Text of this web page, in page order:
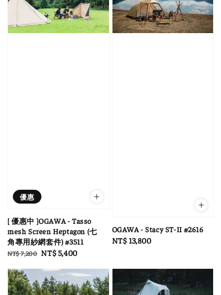
優惠
[ 優惠中 ]OGAWA - Tasso
mesh Screen Heptagon (七
角專用紗網套件) #3511
Regular
NT$ 7,200 Sale
NT$ 5,400
OGAWA - Stacy ST-II #2616
Regular
NT$ 13,800